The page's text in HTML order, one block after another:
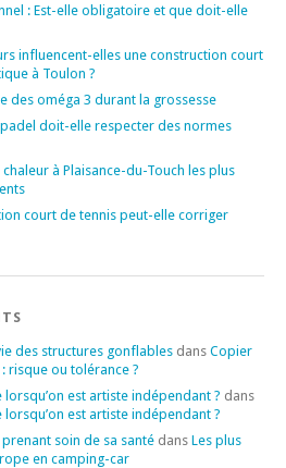
: Est-elle obligatoire et que doit-elle
influencent-elles une construction court
à Toulon ?
des oméga 3 durant la grossesse
doit-elle respecter des normes
à Plaisance-du-Touch les plus
court de tennis peut-elle corriger
des structures gonflables dans Copier
risque ou tolérance ?
est artiste indépendant ? dans
est artiste indépendant ?
soin de sa santé dans Les plus
en camping-car